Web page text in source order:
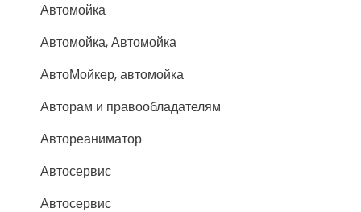
Автомойка
Автомойка, Автомойка
АвтоМойкер, автомойка
Авторам и правообладателям
Автореаниматор
Автосервис
Автосервис